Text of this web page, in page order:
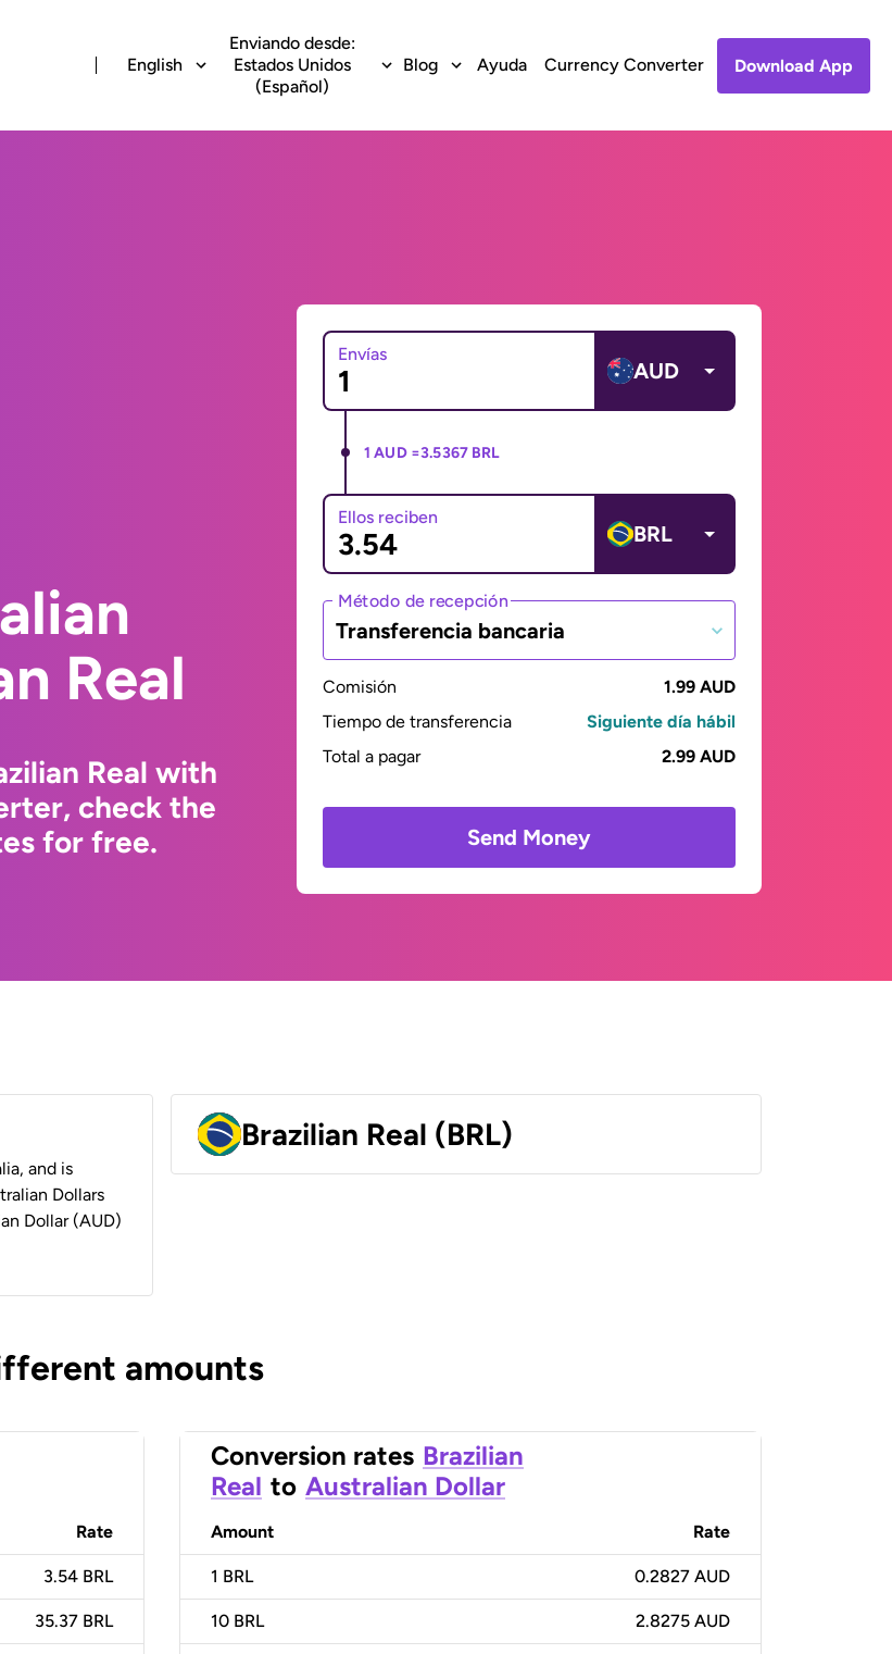
English
Enviando desde:
Estados Unidos
(Español)
Blog Ayuda Currency Converter Download App
Real
Real with
check the
for free.
Envías
AUD
1 AUD =3.5367 BRL
Ellos reciben
BRL
Método de recepción
Transferencia bancaria
Comisión
1.99 AUD
Tiempo de transferencia
Siguiente día hábil
Total a pagar
2.99 AUD
Send Money
and is
Dollars
Dollar (AUD)
Brazilian Real (BRL)
amounts
Rate
3.54 BRL
35.37 BRL
Conversion rates Brazilian
Real to Australian Dollar
Amount Rate
1 BRL 0.2827 AUD
10 BRL 2.8275 AUD